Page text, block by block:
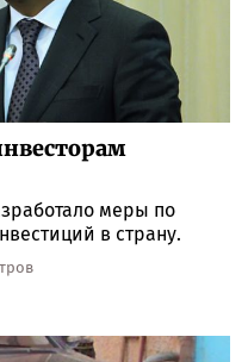
меры по
в страну.